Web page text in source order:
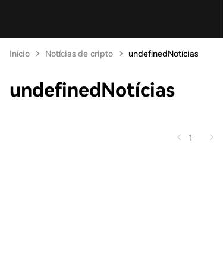
Início Notícias de cripto undefinedNotícias
undefinedNotícias
1